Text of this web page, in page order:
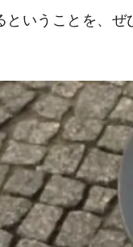
いうことを、